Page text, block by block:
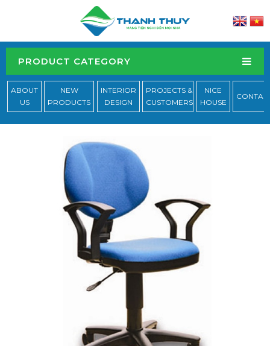
PRODUCT CATEGORY
ABOUT
US
NEW
PRODUCTS
INTERIOR
DESIGN
PROJECTS &
CUSTOMERS
NICE
HOUSE